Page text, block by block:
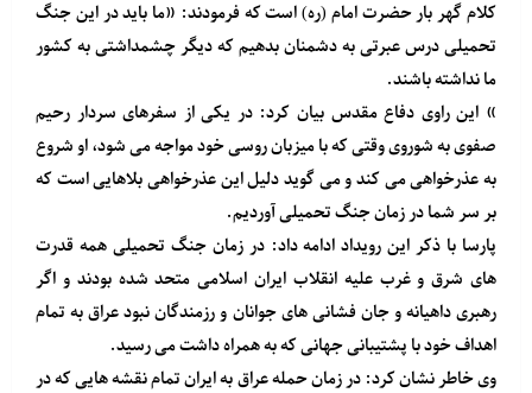
کلام گهر بار حضرت امام (ره) است که فرمودند: «ما باید در این جنگ
تحمیلی درس عبرتی به دشمنان بدهیم که دیگر چشمداشتی به کشور
ما نداشته باشند.
» این راوی دفاع مقدس بیان کرد: در یکی از سفرهای سردار رحیم
صفوی به شوروی وقتی که با میزبان روسی خود مواجه می شود، او شروع
به عذرخواهی می کند و می گوید دلیل این عذرخواهی بلاهایی است که
بر سر شما در زمان جنگ تحمیلی آوردیم.
پارسا با ذکر این رویداد ادامه داد: در زمان جنگ تحمیلی همه قدرت
های شرق و غرب علیه انقلاب ایران اسلامی متحد شده بودند و اگر
رهبری داهیانه و جان فشانی های جوانان و رزمندگان نبود عراق به تمام
اهداف خود با پشتیبانی جهانی که به همراه داشت می رسید.
وی خاطر نشان کرد: در زمان حمله عراق به ایران تمام نقشه هایی که در